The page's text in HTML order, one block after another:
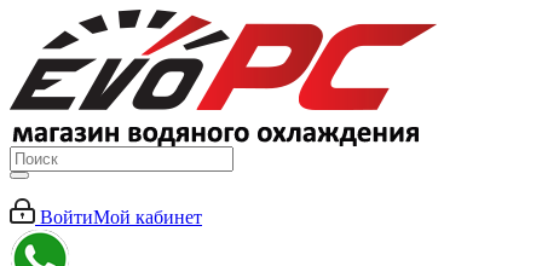
ВойтиМой кабинет